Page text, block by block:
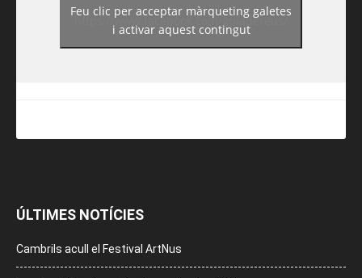
https://www.facebook.com/guiadereus/
Feu clic per acceptar màrqueting galetes
i activar aquest contingut
ÚLTIMES NOTÍCIES
Cambrils acull el Festival ArtNus